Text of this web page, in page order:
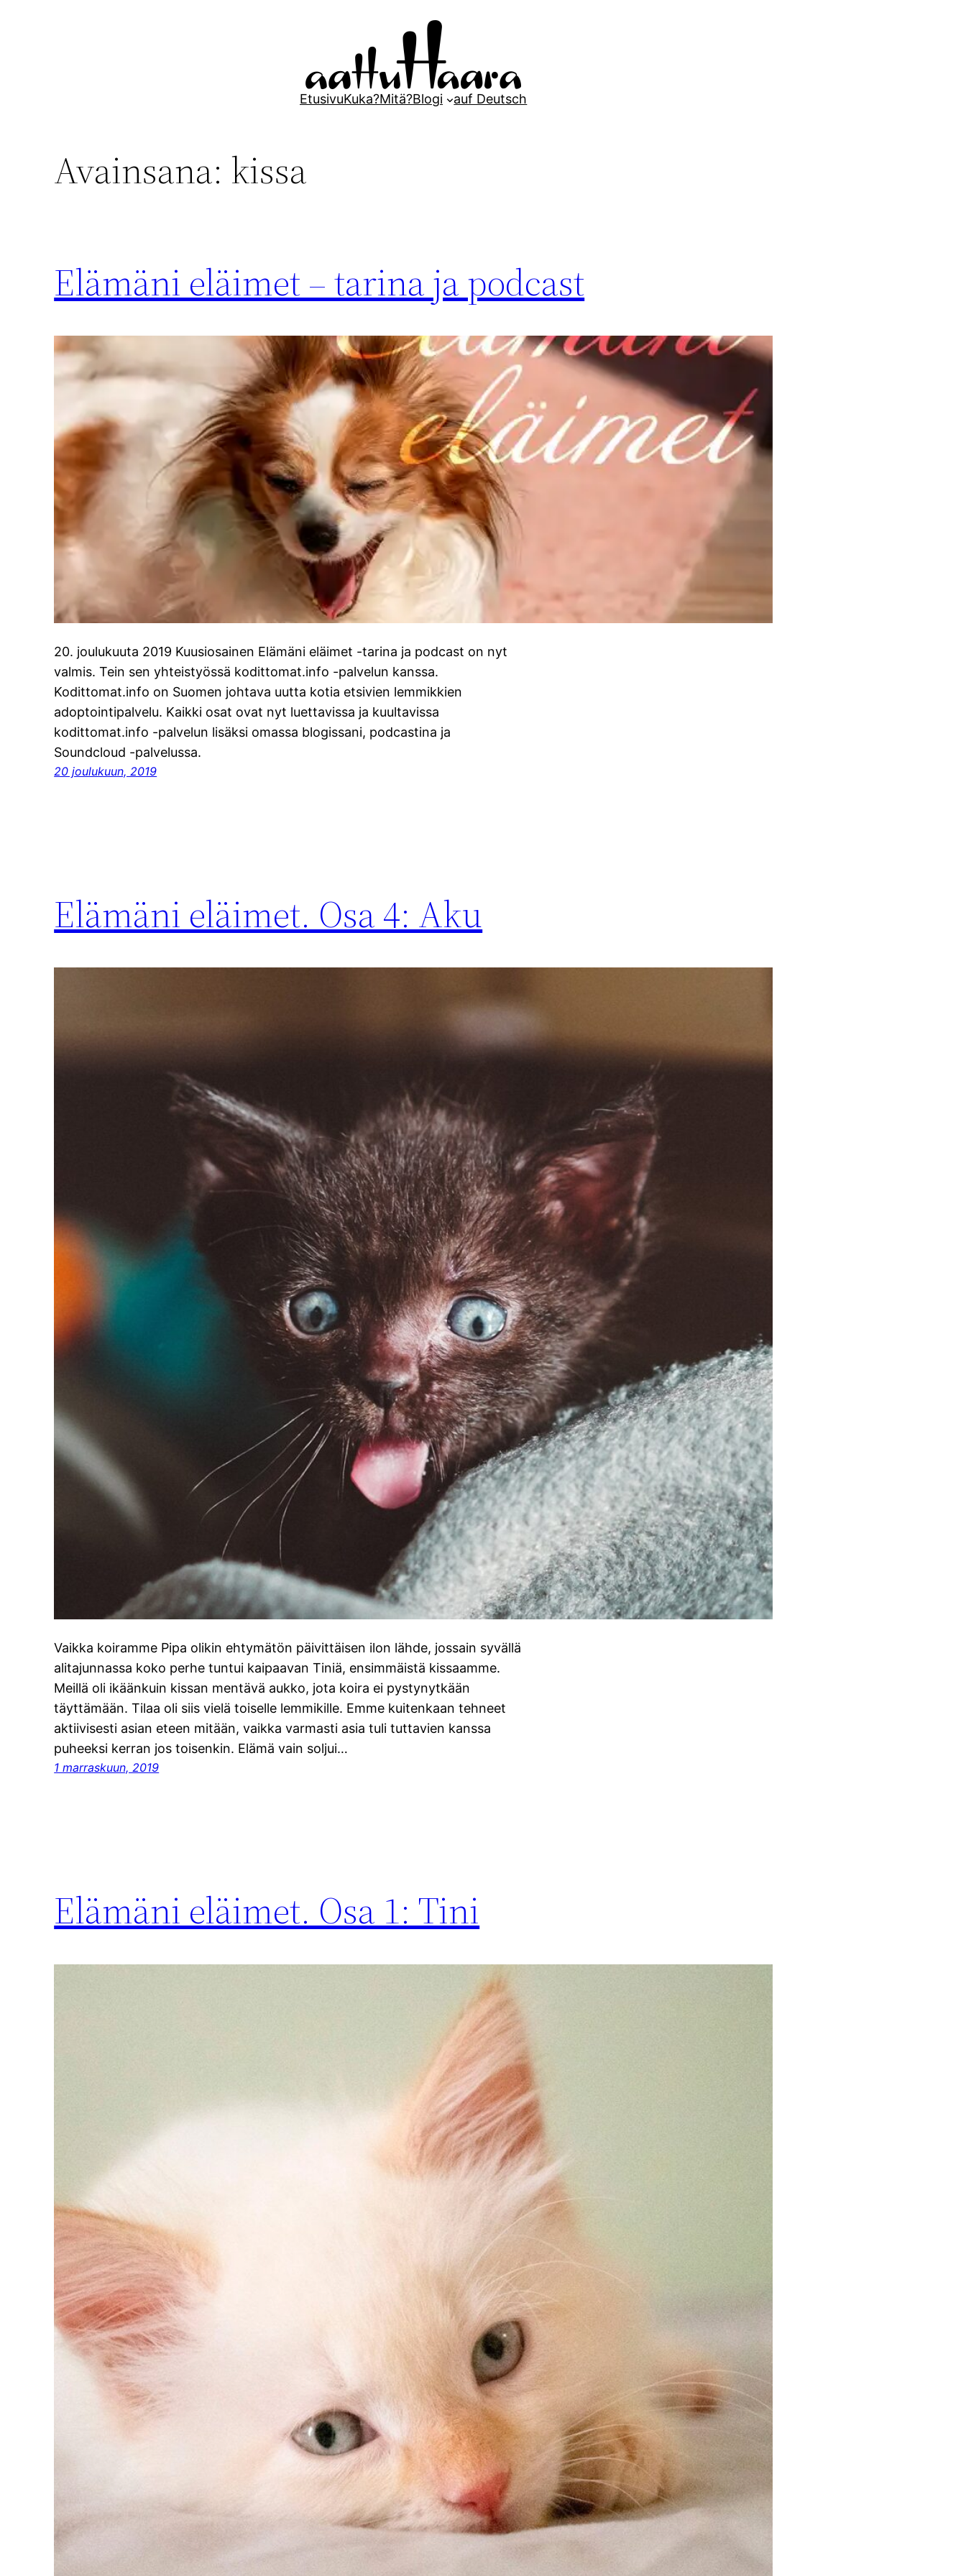
EtusivuKuka?Mitä?Blogi auf Deutsch
Avainsana: kissa
Elämäni eläimet – tarina ja podcast
20. joulukuuta 2019 Kuusiosainen Elämäni eläimet -tarina ja podcast on nyt
valmis. Tein sen yhteistyössä kodittomat.info -palvelun kanssa.
Kodittomat.info on Suomen johtava uutta kotia etsivien lemmikkien
adoptointipalvelu. Kaikki osat ovat nyt luettavissa ja kuultavissa
kodittomat.info -palvelun lisäksi omassa blogissani, podcastina ja
Soundcloud -palvelussa.
20 joulukuun, 2019
Elämäni eläimet. Osa 4: Aku
Vaikka koiramme Pipa olikin ehtymätön päivittäisen ilon lähde, jossain syvällä
alitajunnassa koko perhe tuntui kaipaavan Tiniä, ensimmäistä kissaamme.
Meillä oli ikäänkuin kissan mentävä aukko, jota koira ei pystynytkään
täyttämään. Tilaa oli siis vielä toiselle lemmikille. Emme kuitenkaan tehneet
aktiivisesti asian eteen mitään, vaikka varmasti asia tuli tuttavien kanssa
puheeksi kerran jos toisenkin. Elämä vain soljui…
1 marraskuun, 2019
Elämäni eläimet. Osa 1: Tini